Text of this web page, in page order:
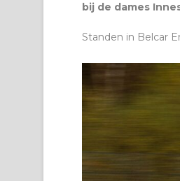
bij de dames
Standen in Belcar